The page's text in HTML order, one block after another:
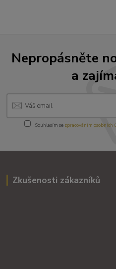
Nepropásněte
a
Souhlasím se zpracováním osobních
Zkušenosti zákazníků